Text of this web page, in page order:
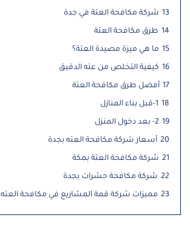
13 شركة مكافحة العتة في جدة
14 طرق مكافحة العتة
15 ما هي ميزة مصيدة العتة؟
16 كيفية التخلص من عته الدقيق
17 أفضل طرق مكافحة العتة
18 1-قبل بناء المنازل
19 2- بعد دخول المنزل
20 أسعار شركة مكافحة العته بجدة
21 شركة مكافحة العتة بمكة
22 شركة مكافحة حشرات بجدة
23 مميزات شركة قمة المشاريع في مكافحة العته